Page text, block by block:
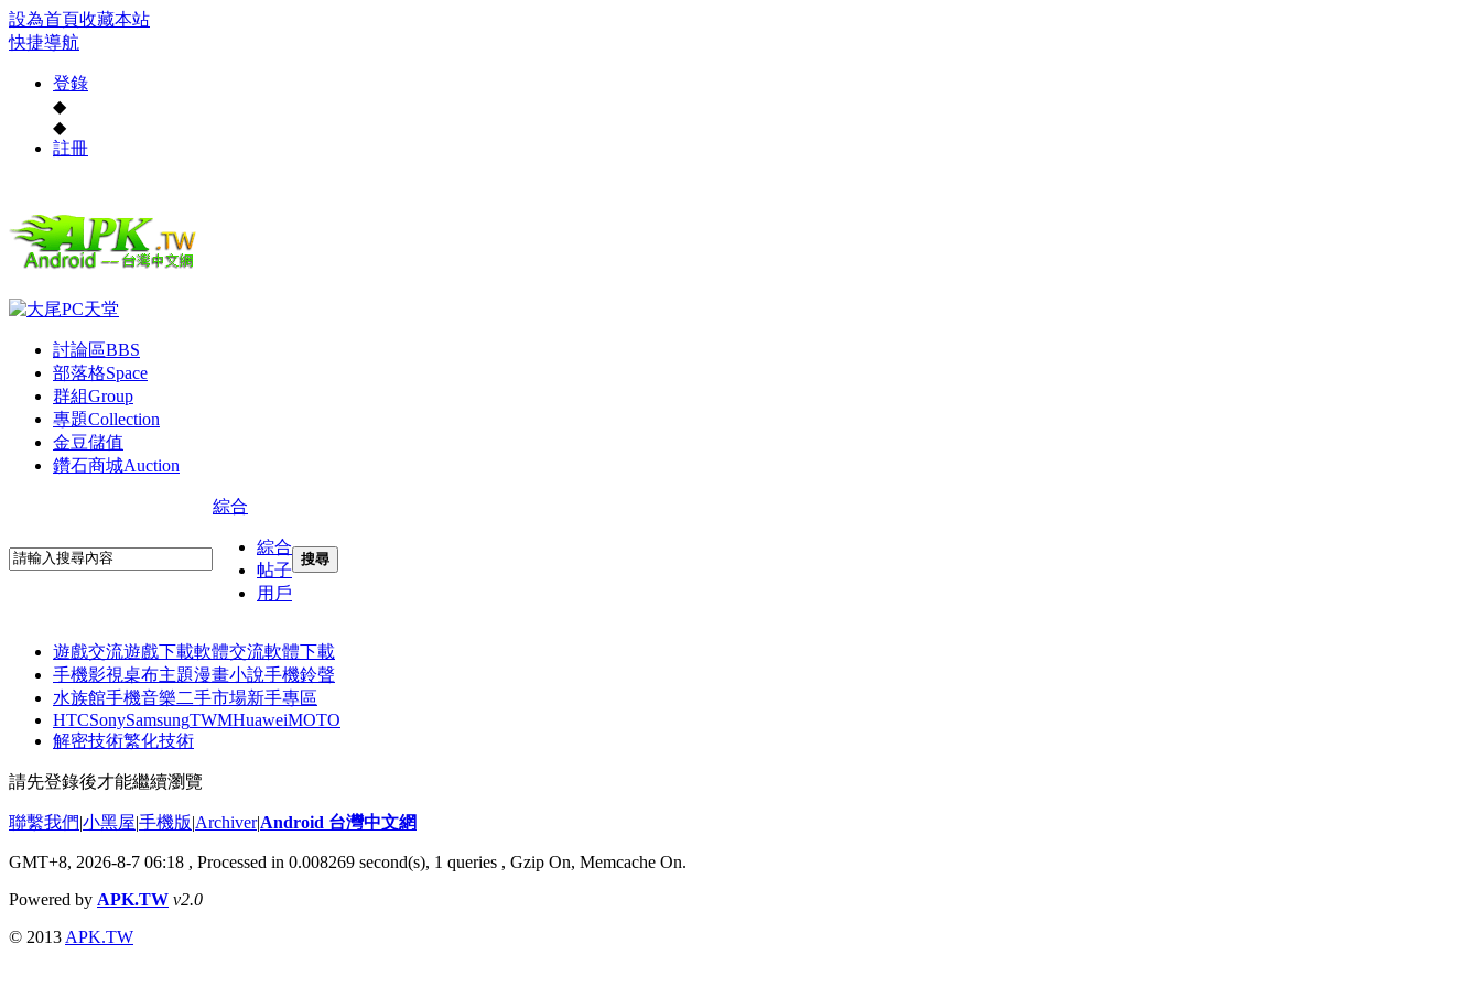
設為首頁收藏本站
快捷導航
登錄
◆
◆
註冊
討論區BBS
部落格Space
群組Group
專題Collection
金豆儲值
鑽石商城Auction
綜合
綜合
帖子
用戶
搜尋
遊戲交流遊戲下載軟體交流軟體下載
手機影視桌布主題漫畫小說手機鈴聲
水族館手機音樂二手市場新手專區
HTCSonySamsungTWMHuaweiMOTO
解密技術繁化技術
請先登錄後才能繼續瀏覽
聯繫我們|小黑屋|手機版|Archiver|Android 台灣中文網
GMT+8, 2026-8-7 06:18 , Processed in 0.008269 second(s), 1 queries , Gzip On, Memcache On.
Powered by APK.TW v2.0
© 2013 APK.TW